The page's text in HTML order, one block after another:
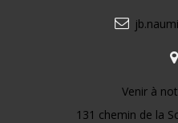
Venir à
131 chemin de la